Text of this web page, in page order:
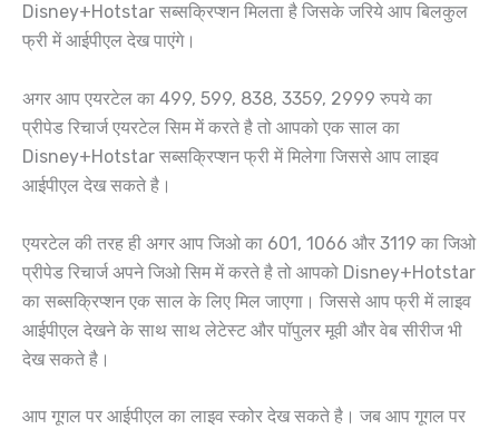
Disney+Hotstar सब्सक्रिप्शन मिलता है जिसके जरिये आप बिलकुल
फ्री में आईपीएल देख पाएंगे।
अगर आप एयरटेल का 499, 599, 838, 3359, 2999 रुपये का
प्रीपेड रिचार्ज एयरटेल सिम में करते है तो आपको एक साल का
Disney+Hotstar सब्सक्रिप्शन फ्री में मिलेगा जिससे आप लाइव
आईपीएल देख सकते है।
एयरटेल की तरह ही अगर आप जिओ का 601, 1066 और 3119 का जिओ
प्रीपेड रिचार्ज अपने जिओ सिम में करते है तो आपको Disney+Hotstar
का सब्सक्रिप्शन एक साल के लिए मिल जाएगा। जिससे आप फ्री में लाइव
आईपीएल देखने के साथ साथ लेटेस्ट और पॉपुलर मूवी और वेब सीरीज भी
देख सकते है।
आप गूगल पर आईपीएल का लाइव स्कोर देख सकते है। जब आप गूगल पर